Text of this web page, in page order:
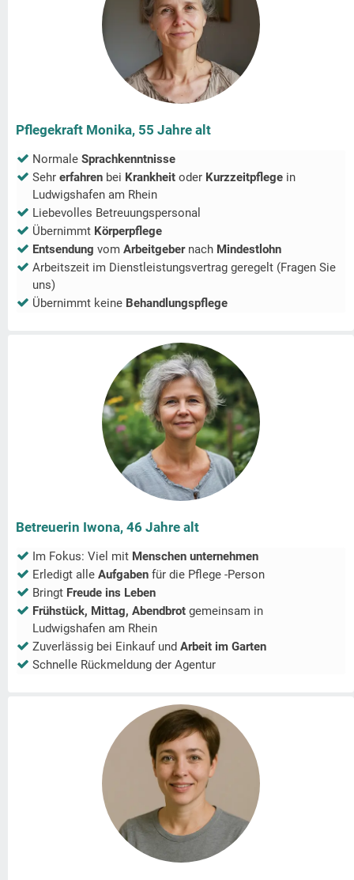
Pflegekraft Monika, 55 Jahre alt
Normale Sprachkenntnisse
Sehr erfahren bei Krankheit oder Kurzzeitpflege in
Ludwigshafen am Rhein
Liebevolles Betreuungspersonal
Übernimmt Körperpflege
Entsendung vom Arbeitgeber nach Mindestlohn
Arbeitszeit im Dienstleistungsvertrag geregelt (Fragen Sie
uns)
Übernimmt keine Behandlungspflege
Betreuerin Iwona, 46 Jahre alt
Im Fokus: Viel mit Menschen unternehmen
Erledigt alle Aufgaben für die Pflege -Person
Bringt Freude ins Leben
Frühstück, Mittag, Abendbrot gemeinsam in
Ludwigshafen am Rhein
Zuverlässig bei Einkauf und Arbeit im Garten
Schnelle Rückmeldung der Agentur